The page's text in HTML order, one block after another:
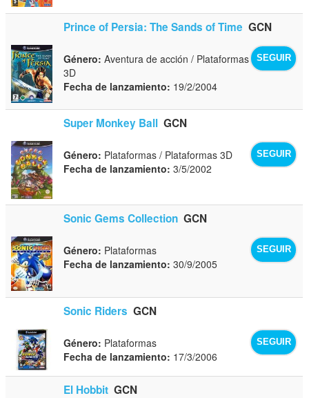
Prince of Persia: The Sands of Time GCN
SEGUIR
Género: Aventura de acción / Plataformas
3D
Fecha de lanzamiento: 19/2/2004
Super Monkey Ball GCN
SEGUIR
Género: Plataformas / Plataformas 3D
Fecha de lanzamiento: 3/5/2002
Sonic Gems Collection GCN
SEGUIR
Género: Plataformas
Fecha de lanzamiento: 30/9/2005
Sonic Riders GCN
SEGUIR
Género: Plataformas
Fecha de lanzamiento: 17/3/2006
El Hobbit GCN